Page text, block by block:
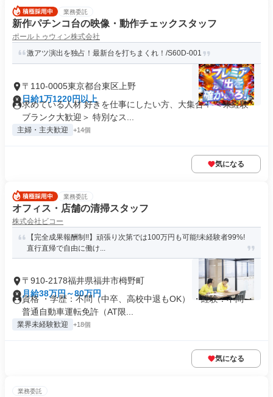
業務委託
新作パチンコ台の映像・動作チェックスタッフ
ポールトゥウィン株式会社
激アツ演出を独占！最新台を打ちまくれ！/S60D-001
〒110-0005東京都台東区上野
日給1万1220円以上
求めている人材 好きを仕事にしたい方、大集合！ ＜未経験・
ブランク大歓迎＞ 特別なス...
主婦・主夫歓迎 +14個
気になる
業務委託
オフィス・店舗の清掃スタッフ
株式会社ビコー
【完全成果報酬制!!】頑張り次第では100万円も可能!未経験者99%!
直行直帰で自由に働け...
〒910-2178福井県福井市栂野町
月給38万円～80万円
資格 ・学歴：不問（中卒、高校中退もOK） ・経験：不問 ・
普通自動車運転免許（AT限...
業界未経験歓迎 +18個
気になる
業務委託